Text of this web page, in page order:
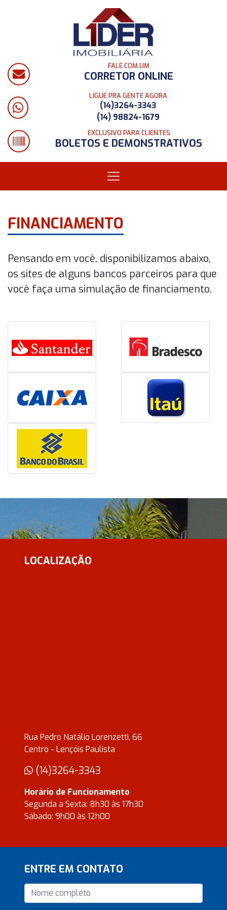
FALE COM UM
CORRETOR ONLINE
LIGUE PRA GENTE AGORA
(14)3264-3343
(14) 98824-1679
EXCLUSIVO PARA CLIENTES
BOLETOS E DEMONSTRATIVOS
FINANCIAMENTO
Pensando em você, disponibilizamos abaixo,
os sites de alguns bancos parceiros para que
você faça uma simulação de financiamento.
LOCALIZAÇÃO
Rua Pedro Natálio Lorenzetti, 66
Centro - Lençóis Paulista
(14)3264-3343
Horário de Funcionamento
Segunda a Sexta: 8h30 às 17h30
Sábado: 9h00 às 12h00
ENTRE EM CONTATO